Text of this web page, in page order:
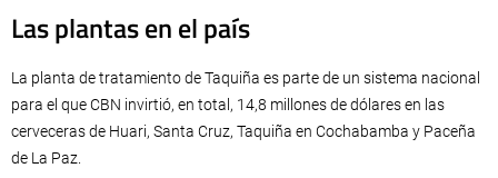
Las plantas en el país
La planta de tratamiento de Taquiña es parte de un sistema nacional
para el que CBN invirtió, en total, 14,8 millones de dólares en las
cerveceras de Huari, Santa Cruz, Taquiña en Cochabamba y Paceña
de La Paz.